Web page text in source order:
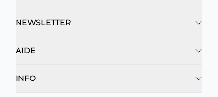
NEWSLETTER
AIDE
INFO